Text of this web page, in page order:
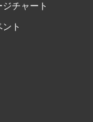
チャート
ト